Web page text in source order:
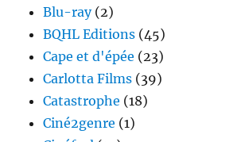
Blu-ray(2)
BQHL Editions (45)
Cape et d'épée (23)
Carlotta Films (39)
Catastrophe (18)
Ciné2genre (1)